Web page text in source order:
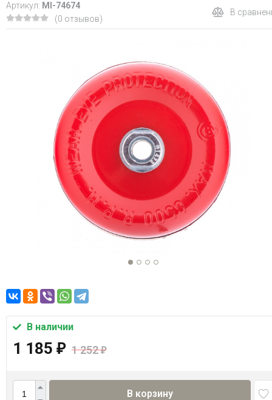
Артикул: MI-74674
(0 отзывов)
В
В наличии
1 185 ₽ 1 252₽
В корзину